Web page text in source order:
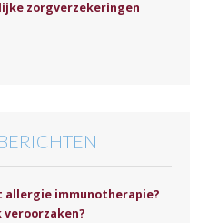
zorgverzekeringen
allergie immunotherapie?
veroorzaken?